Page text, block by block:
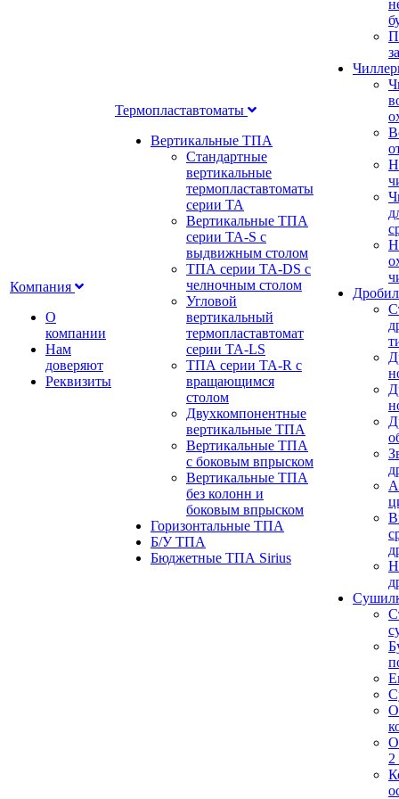
Компания
О
компании
Нам
доверяют
Реквизиты
Термопластавтоматы
Вертикальные ТПА
Стандартные
вертикальные
термопластавтоматы
серии ТА
Вертикальные ТПА
серии ТА-S с
выдвижным столом
ТПА серии ТА-DS с
челночным столом
Угловой
вертикальный
термопластавтомат
серии ТА-LS
ТПА серии ТА-R с
вращающимся
столом
Двухкомпонентные
вертикальные ТПА
Вертикальные ТПА
с боковым впрыском
Вертикальные ТПА
без колонн и
боковым впрыском
Горизонтальные ТПА
Б/У ТПА
Бюджетные ТПА Sirius
2